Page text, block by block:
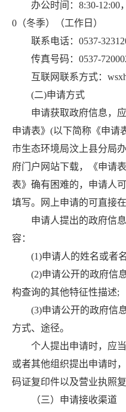
办公时间：8:30-12:00
0（冬季）（工作日）
联系电话：0537-
传真号码：0537-
互联网联系方式：
(二)申请方式
申请获取政府信息，
申请表》(以下简称《申请
市生态环境局汶上县分局
府门户网站下载，《申请
表》确有困难的，申请人
填写。网上申请的可直接在
申请人提出的政府信
容：
(1)申请人的姓名或者
(2)申请公开的政府信
构查询的其他特征性描述;
(3)申请公开的政府信
方式、途径。
个人提出申请时，应
或者其他组织提出申请时
码证复印件以及营业执照复
（三）申请接收渠道